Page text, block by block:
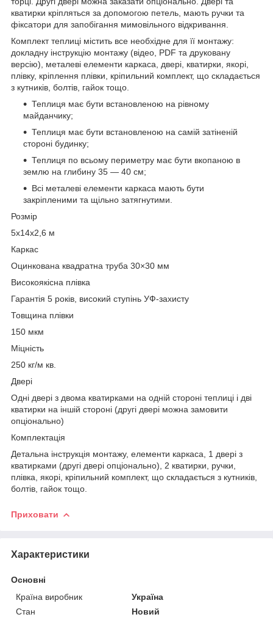
кватирки кріпляться за допомогою петель, мають ручки та
фіксатори для запобігання мимовільного відкривання.
Комплект теплиці містить все необхідне для її монтажу:
докладну інструкцію монтажу (відео, PDF та друковану
версію), металеві елементи каркаса, двері, кватирки, якорі,
плівку, кріплення плівки, кріпильний комплект, що складається
з кутників, болтів, гайок тощо.
Теплиця має бути встановленою на рівному
майданчику;
Теплиця має бути встановленою на самій затіненій
стороні будинку;
Теплиця по всьому периметру має бути вкопаною в
землю на глибину 35 — 40 см;
Всі металеві елементи каркаса мають бути
закріпленими та щільно затягнутими.
Розмір
5x14x2,6 м
Каркас
Оцинкована квадратна труба 30×30 мм
Високоякісна плівка
Гарантія 5 років, високий ступінь УФ-захисту
Товщина плівки
150 мкм
Міцність
250 кг/м кв.
Двері
Одні двері з двома кватирками на одній стороні теплиці і дві
кватирки на іншій стороні (другі двері можна замовити
опціонально)
Комплектація
Детальна інструкція монтажу, елементи каркаса, 1 двері з
кватирками (другі двері опціонально), 2 кватирки, ручки,
плівка, якорі, кріпильний комплект, що складається з кутників,
болтів, гайок тощо.
Приховати
Характеристики
Основні
Країна виробник
Україна
Стан
Новий